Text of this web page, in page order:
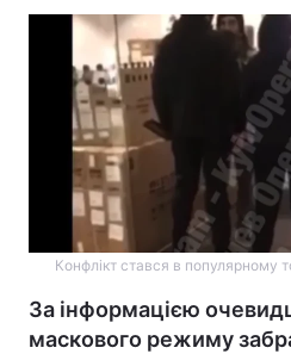
Конфлікт стався в популярному
За інформацією
маскового режиму